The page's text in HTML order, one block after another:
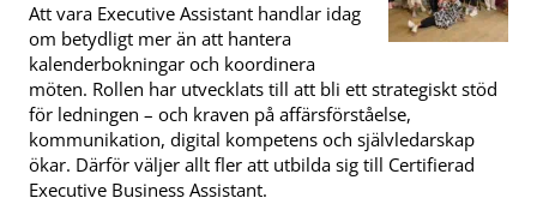
Att vara Executive Assistant handlar idag
om betydligt mer än att hantera
kalenderbokningar och koordinera
möten. Rollen har utvecklats till att bli ett strategiskt stöd
för ledningen – och kraven på affärsförståelse,
kommunikation, digital kompetens och självledarskap
ökar. Därför väljer allt fler att utbilda sig till Certifierad
Executive Business Assistant.